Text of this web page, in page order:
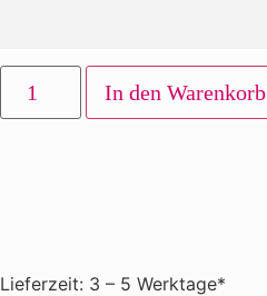
Pokémon
und
In den Warenkorb
Lieferzeit: 3 – 5 Werktage*